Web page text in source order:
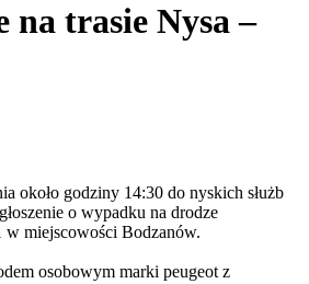
na trasie Nysa –
około godziny 14:30 do nyskich służb
o wypadku na drodze
miejscowości Bodzanów.
osobowym marki peugeot z